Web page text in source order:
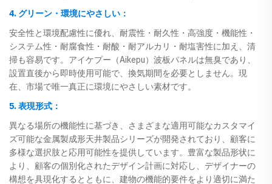
4. グリーン・環境にやさしい：
安全性と環境配慮性に優れ、耐震性・耐久性・高強度・機能性・
システム性・耐腐食性・耐酸・耐アルカリ・耐塩害性に加え、清
掃も容易です。アイケプー（Aikepu）波板パネルは無臭であり、
設置直後から即時使用可能で、換気期間を必要としません。現
在、市場で唯一真正に環境にやさしい素材です。
5. 表現形式：
異なる場所の機能性に基づき、さまざまな適用可能なカスタマイ
ズ可能な金属製成形天井製品シリーズが開発されており、顧客に
多様な選択肢と応用可能性を提供しています。豊富な製品形状に
より、顧客の個別化されたデザイン計画に対応し、デザイナーの
構想を具現化するとともに、建物の機能的要件をより適切に満た